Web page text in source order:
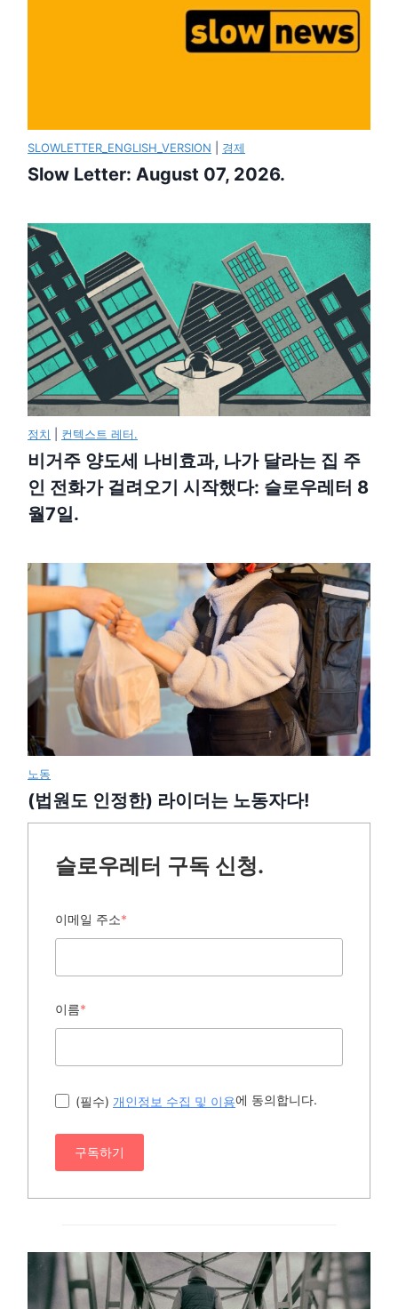
SLOWLETTER_ENGLISH_VERSION 경제
Slow Letter: August 07, 2026.
정치 컨텍스트 레터.
비거주 양도세 나비효과, 나가 달라는 집 주
인 전화가 걸려오기 시작했다: 슬로우레터 8
월7일.
노동
(법원도 인정한) 라이더는 노동자다!
슬로우레터 구독 신청.
이메일 주소*
이름*
(필수) 개인정보 수집 및 이용에 동의합니다.
구독하기